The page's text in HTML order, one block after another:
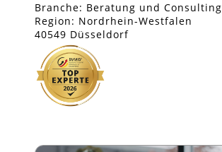
Branche: Beratung und Consulting
Region: Nordrhein-Westfalen
40549 Düsseldorf